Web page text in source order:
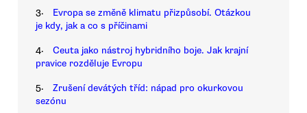
3.
Evropa se změně klimatu přizpůsobí. Otázkou
je kdy, jak a co s příčinami
4.
Ceuta jako nástroj hybridního boje. Jak krajní
pravice rozděluje Evropu
5.
Zrušení devátých tříd: nápad pro okurkovou
sezónu